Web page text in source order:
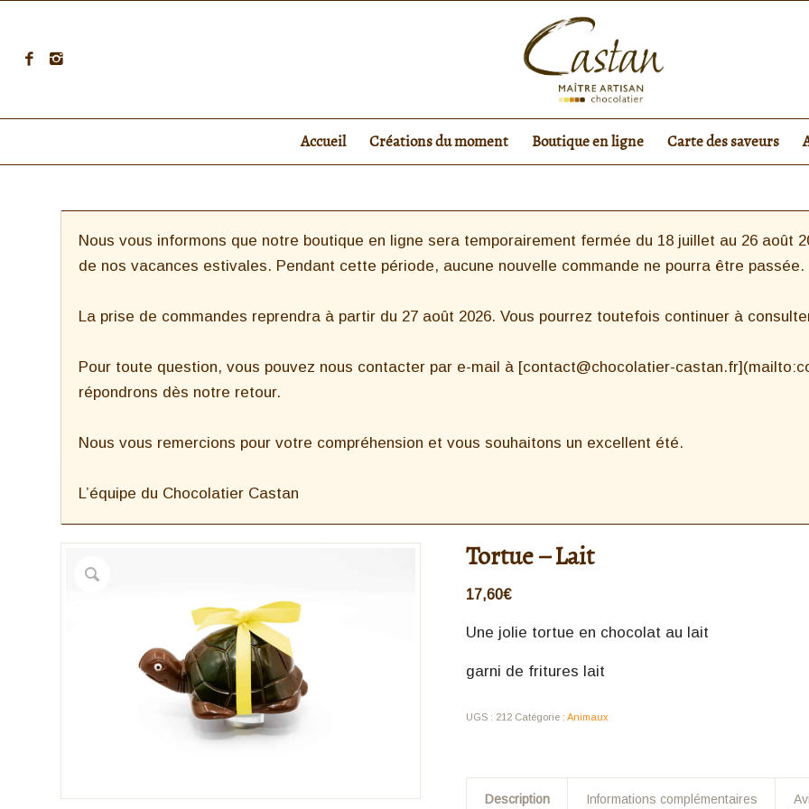
Accueil Créations du moment Boutique en ligne Carte des saveurs
Nous vous informons que notre boutique en ligne sera temporairement fermée du 18 juillet au 26 août
de nos vacances estivales. Pendant cette période, aucune nouvelle commande ne pourra être passée.
La prise de commandes reprendra à partir du 27 août 2026. Vous pourrez toutefois continuer à
Pour toute question, vous pouvez nous contacter par e-mail à [contact@chocolatier-
répondrons dès notre retour.
Nous vous remercions pour votre compréhension et vous souhaitons un excellent été.
L’équipe du Chocolatier Castan
Tortue – Lait
17,60€
Une jolie tortue en chocolat au lait
garni de fritures lait
UGS : 212 Catégorie :Animaux
Description Informations complémentaires